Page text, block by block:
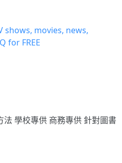
法 學校專供 商務專供 針對圖書